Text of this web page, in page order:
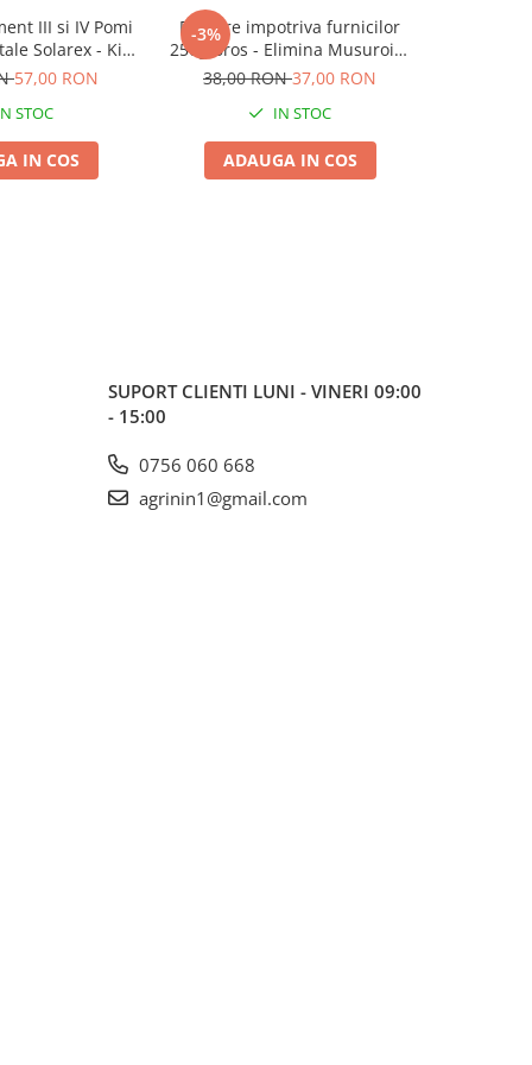
III si IV Pomi
Solarex - Kit
pentru 50L
57,00 RON
STOC
IN COS
-3%
Pulbere impotriva furnicilor
250g Bros - Elimina Musuroiul
in 24 de Ore
38,00 RON37,00 RON
IN STOC
ADAUGA IN COS
SUPORT CLIENTI LUNI - VINERI 09:00
- 15:00
0756 060 668
agrinin1@gmail.com